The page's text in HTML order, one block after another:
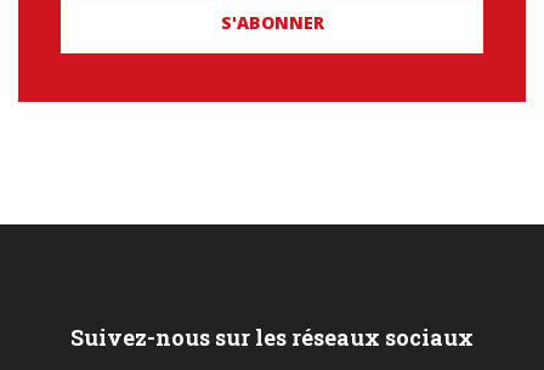
Suivez-nous sur les réseaux sociaux